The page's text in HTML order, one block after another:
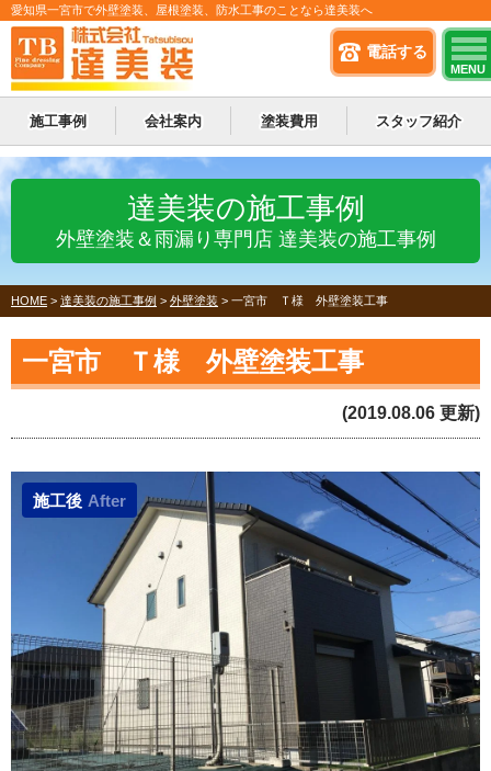
電話する
MENU
愛知県一宮市で外壁塗装、屋根塗装、防水工事のことなら達美装へ
施工事例 会社案内 塗装費用 スタッフ紹介
達美装の施工事例
外壁塗装＆雨漏り専門店 達美装の施工事例
HOME > 達美装の施工事例 > 外壁塗装 > 一宮市 Ｔ様 外壁塗装工事
一宮市 Ｔ様 外壁塗装工事
(2019.08.06 更新)
施工後 After